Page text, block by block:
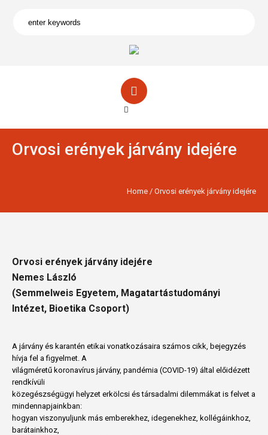
Orvosi erények járvány idejére
Home / Orvosi erények járvány idejére
Orvosi erények járvány idejére
Nemes László
(Semmelweis Egyetem, Magatartástudományi
Intézet, Bioetika Csoport)
A járvány és karantén etikai vonatkozásaira számos cikk, bejegyzés
hívja fel a figyelmet. A
világméretű koronavírus járvány, pandémia (COVID-19) által előidézett
rendkívüli
közegészségügyi helyzet erkölcsi és társadalmi dilemmákat is felvet a
mindennapjainkban:
hogyan viszonyuljunk más emberekhez, idegenekhez, kollégáinkhoz,
barátainkhoz,